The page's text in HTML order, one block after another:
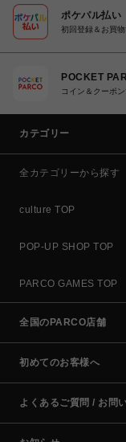
ポケパル払い
初回登録＆お買
POCKET
コイン＆クーポ
カテゴリー
全カテゴリーから探す
culture TOP
POP-UP SHOP TOP
PARCO GAMES TOP
全国のPARCO店舗
初めてのお客様へ
よくあるご質問 / お問